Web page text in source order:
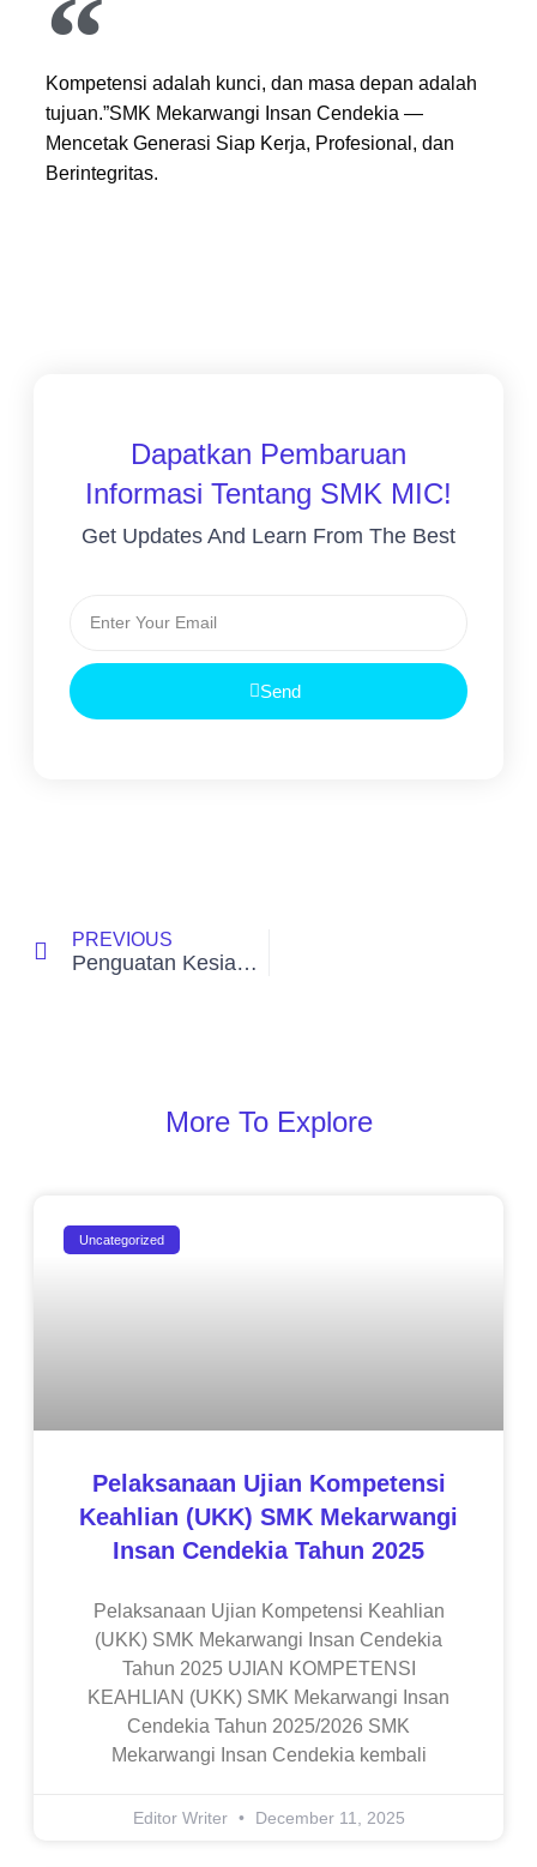
Kompetensi adalah kunci, dan masa depan adalah
tujuan.”SMK Mekarwangi Insan Cendekia —
Mencetak Generasi Siap Kerja, Profesional, dan
Berintegritas.
Dapatkan Pembaruan
Informasi Tentang SMK MIC!
Get Updates And Learn From The Best
Send
PREVIOUS
Penguatan Kesiapan Siswa/siswi SMK MIC dalam Try Out Ujian Kompetensi Keahlian
More To Explore
Uncategorized
Pelaksanaan Ujian Kompetensi
Keahlian (UKK) SMK Mekarwangi
Insan Cendekia Tahun 2025
Pelaksanaan Ujian Kompetensi Keahlian
(UKK) SMK Mekarwangi Insan Cendekia
Tahun 2025 UJIAN KOMPETENSI
KEAHLIAN (UKK) SMK Mekarwangi Insan
Cendekia Tahun 2025/2026 SMK
Mekarwangi Insan Cendekia kembali
Editor Writer December 11, 2025